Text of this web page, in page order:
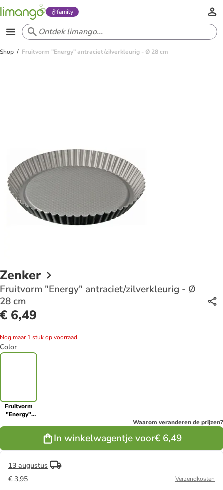
family
Shop Fruitvorm "Energy" antraciet/zilverkleurig - Ø 28 cm
Zenker
Fruitvorm "Energy" antraciet/zilverkleurig - Ø
28 cm
€ 6,49
Nog maar 1 stuk op voorraad
Color
Fruitvorm
"Energy"
Waarom veranderen de prijzen?
In winkelwagentje voor€ 6,49
13 augustus
€ 3,95
Verzendkosten